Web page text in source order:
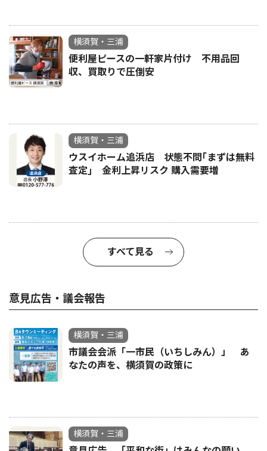
横須賀・三浦
便利屋ピースの一軒家片付け 不用品回
収、買取りで圧倒安
横須賀・三浦
ウスイホーム追浜店 状態不問｢まずは無料
査定｣ 金利上昇リスク 購入需要増
すべて見る
意見広告・議会報告
横須賀・三浦
市議会会派「一市民（いちしみん）」 あ
なたの声を、横須賀の政策に
横須賀・三浦